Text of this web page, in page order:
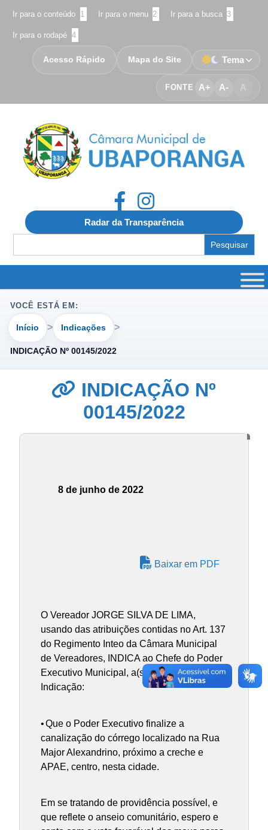
Ir para o conteúdo 1 Ir para o menu 2 Ir para a busca 3
Ir para o rodapé 4
FONTE A+ A- A
Acesso Rápido Mapa do Site Tema
Radar da Transparência
for:
VOCÊ ESTÁ EM:
Início Indicações
INDICAÇÃO Nº 00145/2022
INDICAÇÃO Nº
00145/2022
8 de junho de 2022
Baixar em PDF
O Vereador JORGE SILVA DE LIMA,
usando das atribuições contidas no Art. 137
do Regimento Inteo da Câmara Municipal
de Vereadores, INDICA ao Chefe do Poder
Executivo Municipal, a(s) presente(s)
Indicação:
•Que o Poder Executivo finalize a
canalização do córrego localizado na Rua
Major Alexandrino, próximo a creche e
APAE, centro, nesta cidade.
Em se tratando de providência possível, e
que reflete o anseio comunitário, espero e